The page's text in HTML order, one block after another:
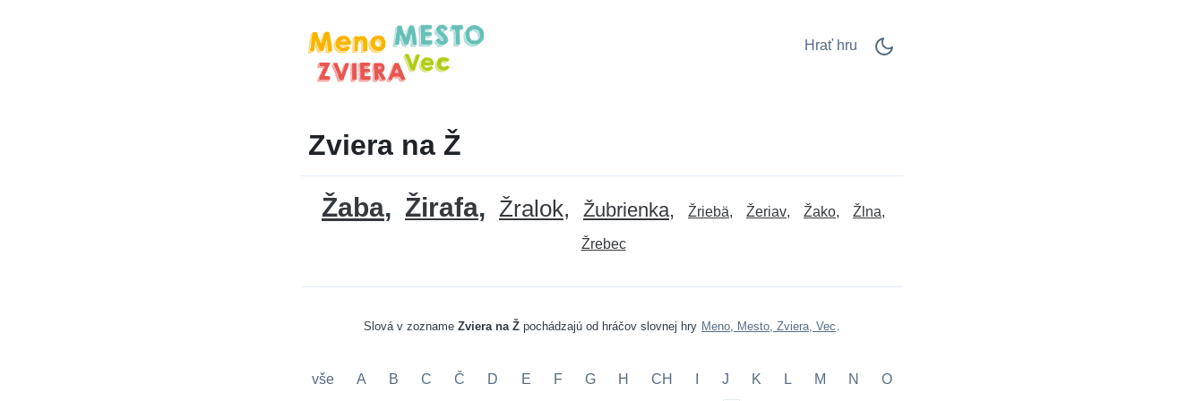
Hrať hru
Zviera na Ž
Žaba Žirafa Žralok Žubrienka Žriebä Žeriav Žako Žlna
Žrebec
Slová v zozname Zviera na Ž pochádzajú od hráčov slovnej hry Meno, Mesto, Zviera, Vec .
vše A B C Č D E F G H CH J K L M N O